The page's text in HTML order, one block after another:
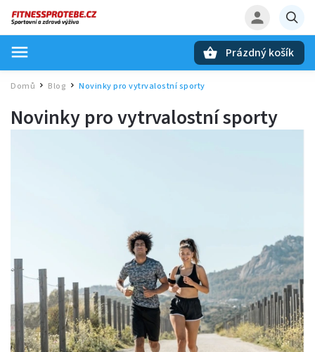
Prázdný košík
Domů / Blog / Novinky pro vytrvalostní sporty
Novinky pro vytrvalostní sporty